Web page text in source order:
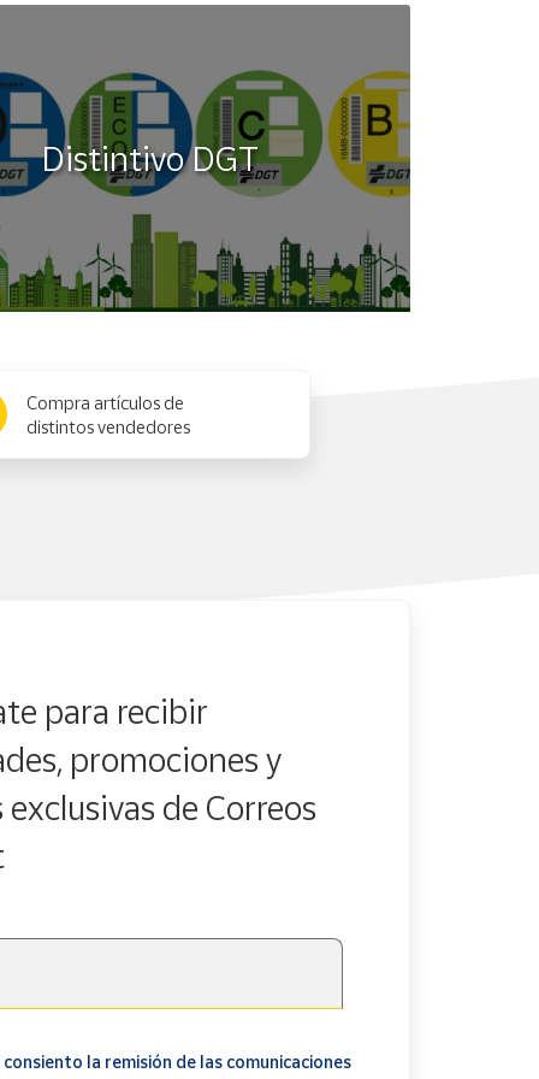
Distintivo DGT
Compra artículos de
distintos vendedores
para recibir
promociones y
de Correos
la remisión de las comunicaciones